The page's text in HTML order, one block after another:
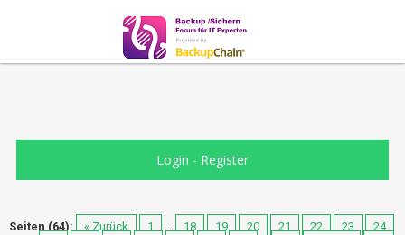
Login - Register
Seiten (64): « Zurück 1 … 18 19 20 21 22 23
24